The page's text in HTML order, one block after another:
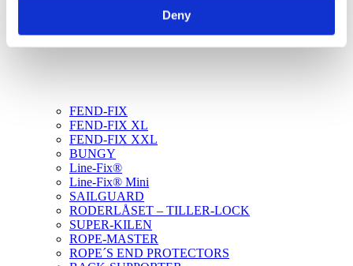
Deny
FEND-FIX
FEND-FIX XL
FEND-FIX XXL
BUNGY
Line-Fix®
Line-Fix® Mini
SAILGUARD
RODERLÅSET – TILLER-LOCK
SUPER-KILEN
ROPE-MASTER
ROPE´S END PROTECTORS